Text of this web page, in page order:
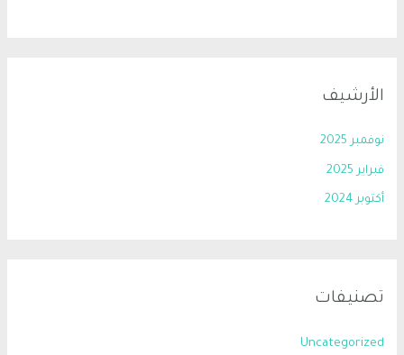
الأرشيف
نوفمبر 2025
فبراير 2025
أكتوبر 2024
تصنيفات
Uncategorized